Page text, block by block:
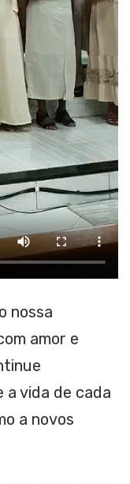
nossa
amor e
a vida de cada
a novos